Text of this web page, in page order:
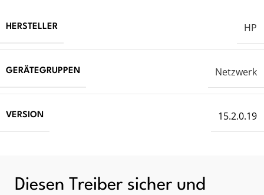
HERSTELLER HP
GERÄTEGRUPPEN Netzwerk
VERSION 15.2.0.19
Diesen Treiber sicher und